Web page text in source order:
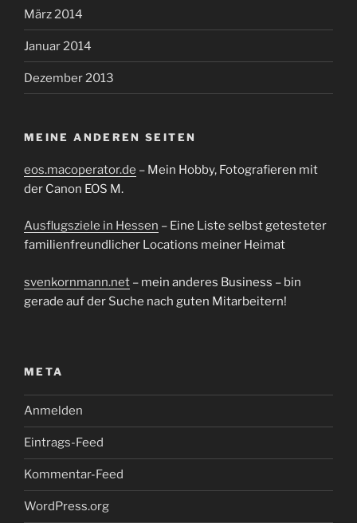
März 2014
Januar 2014
Dezember 2013
MEINE ANDEREN SEITEN
eos.macoperator.de – Mein Hobby, Fotografieren mit
der Canon EOS M.
Ausflugsziele in Hessen – Eine Liste selbst getesteter
familienfreundlicher Locations meiner Heimat
svenkornmann.net – mein anderes Business – bin
gerade auf der Suche nach guten Mitarbeitern!
META
Anmelden
Eintrags-Feed
Kommentar-Feed
WordPress.org